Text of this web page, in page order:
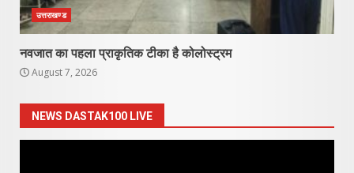
उत्तराखण्ड
नवजात का पहला प्राकृतिक टीका है कोलोस्ट्रम
August 7, 2026
NEWS DASTAK100 LIVE